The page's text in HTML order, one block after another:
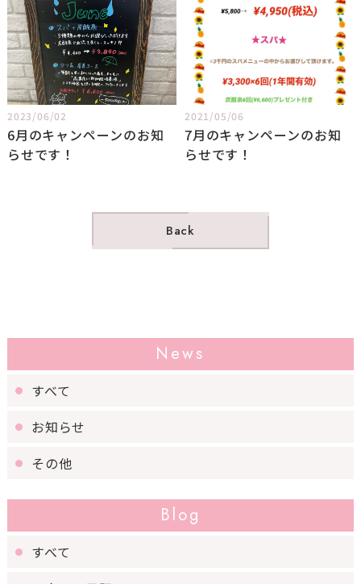
2023/06/02
6月のキャンペーンのお知
らせです！
2021/05/06
7月のキャンペーンのお知
らせです！
Back
News
すべて
お知らせ
その他
Blog
すべて